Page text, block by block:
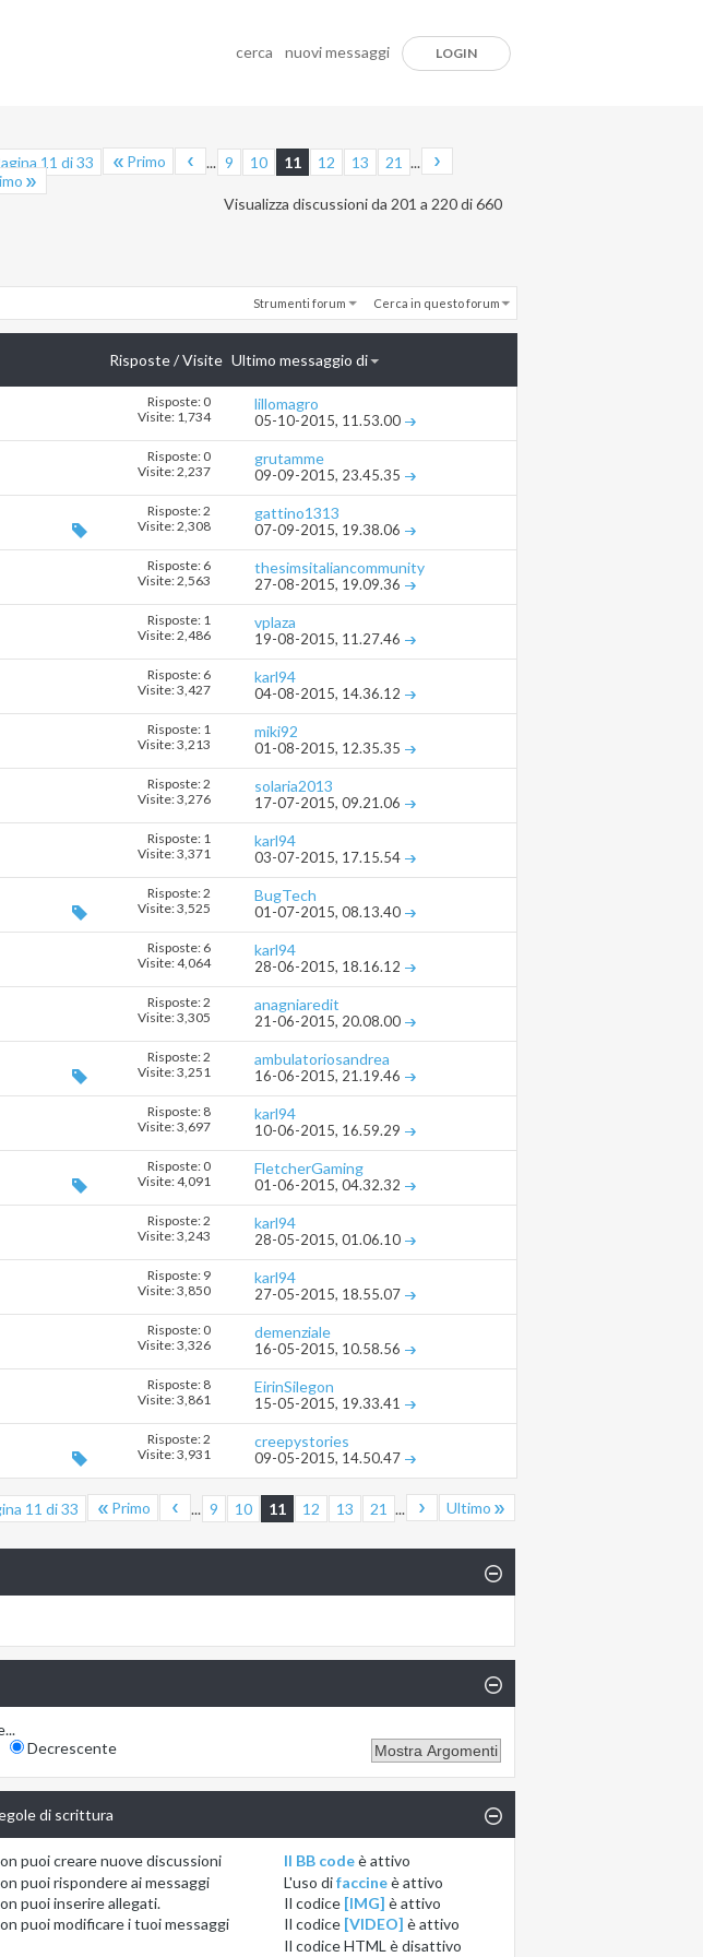
cerca nuovi messaggi LOGIN
11 di 33
Primo ... 9 10 11 12 13 21 ...
Visualizza discussioni da 201 a 220 di 660
Strumenti forum Cerca in questo forum
Risposte/Visite Ultimo messaggio di
Risposte: 0
Visite: 1,734
lillomagro
05-10-2015, 11.53.00
Risposte: 0
Visite: 2,237
grutamme
09-09-2015, 23.45.35
Risposte: 2
Visite: 2,308
gattino1313
07-09-2015, 19.38.06
Risposte: 6
Visite: 2,563
thesimsitaliancommunity
27-08-2015, 19.09.36
Risposte: 1
Visite: 2,486
vplaza
19-08-2015, 11.27.46
Risposte: 6
Visite: 3,427
karl94
04-08-2015, 14.36.12
Risposte: 1
Visite: 3,213
miki92
01-08-2015, 12.35.35
Risposte: 2
Visite: 3,276
solaria2013
17-07-2015, 09.21.06
Risposte: 1
Visite: 3,371
karl94
03-07-2015, 17.15.54
Risposte: 2
Visite: 3,525
BugTech
01-07-2015, 08.13.40
Risposte: 6
Visite: 4,064
karl94
28-06-2015, 18.16.12
Risposte: 2
Visite: 3,305
anagniaredit
21-06-2015, 20.08.00
Risposte: 2
Visite: 3,251
ambulatoriosandrea
16-06-2015, 21.19.46
Risposte: 8
Visite: 3,697
karl94
10-06-2015, 16.59.29
Risposte: 0
Visite: 4,091
FletcherGaming
01-06-2015, 04.32.32
Risposte: 2
Visite: 3,243
karl94
28-05-2015, 01.06.10
Risposte: 9
Visite: 3,850
karl94
27-05-2015, 18.55.07
Risposte: 0
Visite: 3,326
demenziale
16-05-2015, 10.58.56
Risposte: 8
Visite: 3,861
EirinSilegon
15-05-2015, 19.33.41
Risposte: 2
Visite: 3,931
creepystories
09-05-2015, 14.50.47
11 di 33 Primo ... 9 10 11 12 13 21 ... Ultimo
Decrescente
di scrittura
puoicreare nuove discussioni
puoirispondere ai messaggi
puoiinserire allegati.
puoimodificare i tuoi messaggi
Il BB codeèattivo
L'uso difaccineèattivo
Il codice [IMG] èattivo
Il codice [VIDEO] èattivo
Il codice HTML èdisattivo